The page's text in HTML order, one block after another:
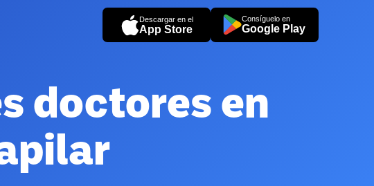
Descargar en el
App Store
Consíguelo en
Google Play
doctores en